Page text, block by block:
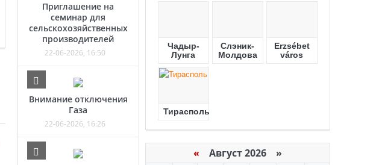
Приглашение на
семинар для
сельскохозяйственных
производителей
22-06-2026, 16:50
Внимание отключения
Газа
22-06-2026, 16:26
Чадыр-
Лунга
Слэник-
Молдова
Erzsébet
város
Тирасполь
« Август 2026 »